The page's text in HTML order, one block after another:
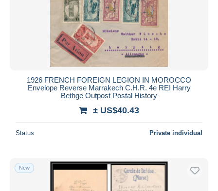
1926 FRENCH FOREIGN LEGION IN MOROCCO
Envelope Reverse Marrakech C.H.R. 4e REI Harry
Bethge Outpost Postal History
± US$40.43
Status Private individual
New